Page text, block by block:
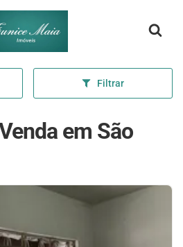
inicial
Filtrar
em São